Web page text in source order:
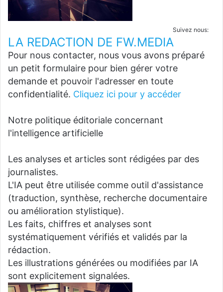
Suivez nous:
LA REDACTION DE FW.MEDIA
Pour nous contacter, nous vous avons préparé
un petit formulaire pour bien gérer votre
demande et pouvoir l'adresser en toute
confidentialité. Cliquez ici pour y accéder
Notre politique éditoriale concernant
l'intelligence artificielle
Les analyses et articles sont rédigées par des
journalistes.
L'IA peut être utilisée comme outil d'assistance
(traduction, synthèse, recherche documentaire
ou amélioration stylistique).
Les faits, chiffres et analyses sont
systématiquement vérifiés et validés par la
rédaction.
Les illustrations générées ou modifiées par IA
sont explicitement signalées.